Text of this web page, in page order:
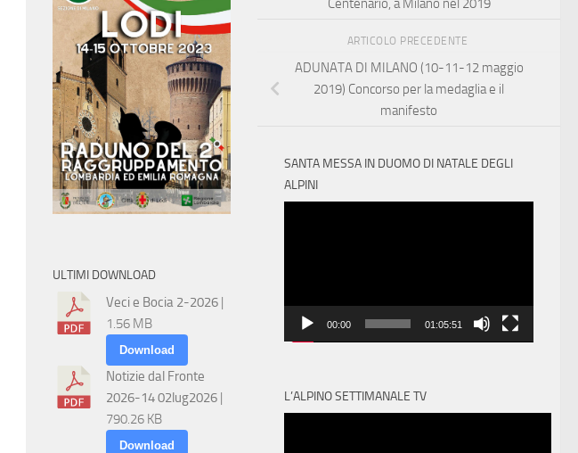
Centenario, a Milano nel 2019
ARTICOLO PRECEDENTE
ADUNATA DI MILANO (10-11-12 maggio
2019) Concorso per la medaglia e il
manifesto
SANTA MESSA IN DUOMO DI NATALE DEGLI
ALPINI
00:00 01:05:51
L’ALPINO SETTIMANALE TV
ULTIMI DOWNLOAD
Veci e Bocia 2-2026 |
1.56 MB
Download
Notizie dal Fronte
2026-14 02lug2026 |
790.26 KB
Download